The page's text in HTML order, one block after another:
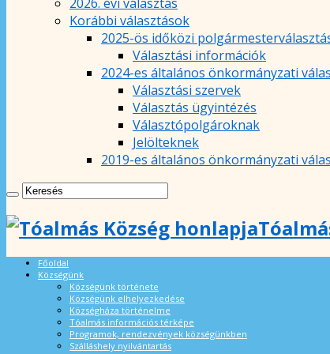
Korábbi választások
2025-ös időközi
Választási információk
2024-es általános önkormányzati
Választási szervek
Választás ügyintézés
Választópolgároknak
Jelölteknek
2019-es általános önkormányzati
Főoldal
Községünk
Községünk története
Községünk elhelyezkedése
Községháza történelme
Tóalmás információs térképe
Programok, rendezvények községünkben
Szálláshely nyilvántartás